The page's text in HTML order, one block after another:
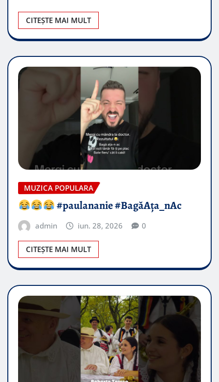
CITEȘTE MAI MULT
MUZICA POPULARA
#paulananie #BagăAța_nAc
admin iun. 28, 2026 0
CITEȘTE MAI MULT